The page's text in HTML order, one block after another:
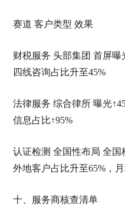
赛道 客户类型 效果
财税服务 头部集团 首屏曝
四线咨询占比升至45%
法律服务 综合律所 曝光
信息占比↑95%
认证检测 全国性布局 全国
外地客户占比升至65%，
十、服务商核查清单